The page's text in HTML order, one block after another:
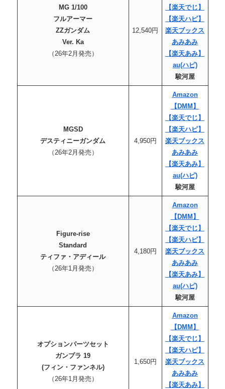
MG 1/100
フルアーマー
ZZガンダム
Ver. Ka
（26年2月発売）
12,540円
【楽天でじ】
【楽天ハピ】
楽天ブックス
あみあみ
【楽天あみ】
au(ハピ)
駿河屋
MGSD
デスティニーガンダム
（26年2月発売）
4,950円
Amazon
【DMM】
【楽天でじ】
【楽天ハピ】
楽天ブックス
あみあみ
【楽天あみ】
au(ハピ)
駿河屋
Figure-rise
Standard
ティファ・アディール
（26年1月発売）
4,180円
Amazon
【DMM】
【楽天でじ】
【楽天ハピ】
楽天ブックス
あみあみ
【楽天あみ】
au(ハピ)
駿河屋
オプションパーツセット
ガンプラ 19
(フィン・ファンネル)
（26年1月発売）
1,650円
Amazon
【DMM】
【楽天でじ】
【楽天ハピ】
楽天ブックス
あみあみ
【楽天あみ】